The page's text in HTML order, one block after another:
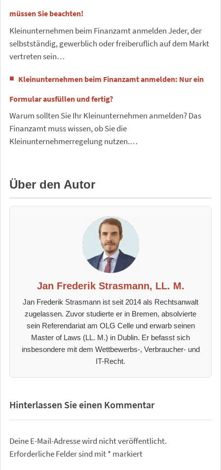
müssen Sie beachten!
Kleinunternehmen beim Finanzamt anmelden Jeder, der
selbstständig, gewerblich oder freiberuflich auf dem Markt
vertreten sein…
Kleinunternehmen beim Finanzamt anmelden: Nur ein
Formular ausfüllen und fertig?
Warum sollten Sie Ihr Kleinunternehmen anmelden? Das
Finanzamt muss wissen, ob Sie die
Kleinunternehmerregelung nutzen.…
Über den Autor
Jan Frederik Strasmann, LL. M.
Jan Frederik Strasmann ist seit 2014 als Rechtsanwalt
zugelassen. Zuvor studierte er in Bremen, absolvierte
sein Referendariat am OLG Celle und erwarb seinen
Master of Laws (LL. M.) in Dublin. Er befasst sich
insbesondere mit dem Wettbewerbs-, Verbraucher- und
IT-Recht.
Hinterlassen Sie einen Kommentar
Deine E-Mail-Adresse wird nicht veröffentlicht.
Erforderliche Felder sind mit* markiert